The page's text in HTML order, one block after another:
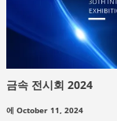
금속 전시회 2024
에 October 11, 2024